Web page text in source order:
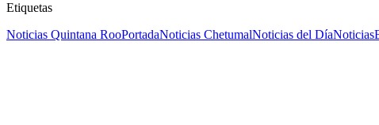
Etiquetas
Noticias Quintana RooPortadaNoticias ChetumalNoticias del DíaNoticias